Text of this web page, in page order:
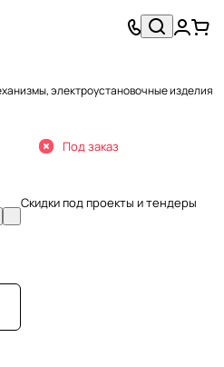
электроустановочные изделия
Под заказ
Скидки под проекты и тендеры